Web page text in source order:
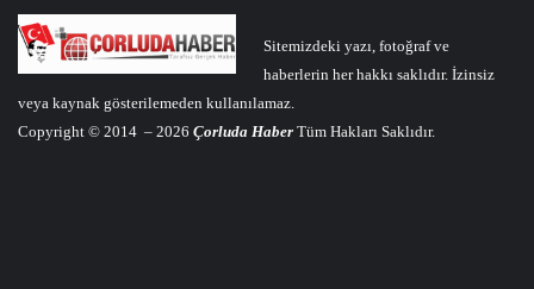
Sitemizdeki yazı, fotoğraf ve
haberlerin her hakkı saklıdır. İzinsiz
veya kaynak gösterilemeden kullanılamaz.
Copyright © 2014 – 2026 Çorluda Haber Tüm Hakları Saklıdır.